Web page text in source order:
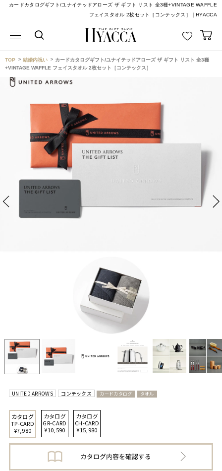
カードカタログギフト/ユナイテッドアローズ ザ ギフト リスト 全3種+VINTAGE WAFFLE
フェイスタオル 2枚セット［コンテックス］｜HYACCA
TOP 結婚内祝い
カードカタログギフト/ユナイテッドアローズ ザ ギフト リスト 全3種
+VINTAGE WAFFLE フェイスタオル 2枚セット［コンテックス］
UNITED ARROWS コンテックス カードカタログ タオル
カタログ
TP-CARD
¥7,980
カタログ
GR-CARD
¥10,590
カタログ
CH-CARD
¥15,980